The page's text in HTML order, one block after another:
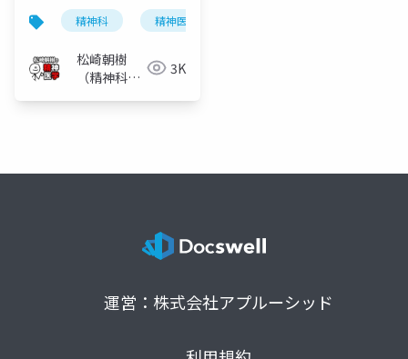
精神科 精神医学
松崎朝樹
（精神科
3K
運営：株式会社アプルーシッド